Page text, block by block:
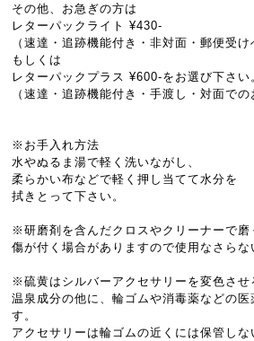
その他、お急ぎの方は
レターパックライト ¥430-
（速達・追跡機能付き・非対面・郵便受け
もしくは
レターパックプラス ¥600-をお選び下さい
（速達・追跡機能付き・手渡し・対面での
※お手入れ方法
水やぬるま湯で軽く洗いながし、
柔らかい布などで軽く押し当てて水分を
拭きとって下さい。
※研磨剤を含んだクロスやクリーナーで磨
傷が付く場合がありますので使用なさらな
※硫黄はシルバーアクセサリーを変色させ
温泉成分の他に、輪ゴムや消毒薬などの医
す。
アクセサリーは輪ゴムの近くには保管し